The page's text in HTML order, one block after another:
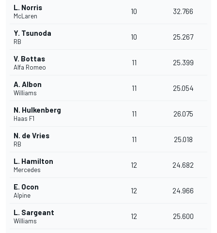
L. Norris
McLaren
10 32.766
Y. Tsunoda
RB
10 25.267
V. Bottas
Alfa Romeo
11 25.399
A. Albon
Williams
11 25.054
N. Hulkenberg
Haas F1
11 26.075
N. de Vries
RB
11 25.018
L. Hamilton
Mercedes
12 24.682
E. Ocon
Alpine
12 24.966
L. Sargeant
Williams
12 25.600